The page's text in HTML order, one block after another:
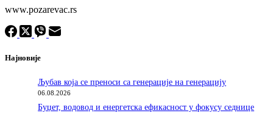
www.pozarevac.rs
Најновије
Љубав која се преноси са генерације на генерацију
06.08.2026
Буџет, водовод и енергетска ефикасност у фокусу седнице